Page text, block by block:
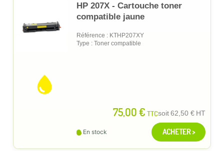
HP 207X - Cartouche toner
compatible jaune
Référence : KTHP207XY
Type : Toner compatible
75,00 € TTCsoit62,50 € HT
En stock ACHETER >